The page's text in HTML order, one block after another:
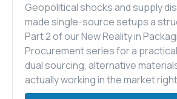
Geopolitical shocks and supply
made single-source setups a
Part 2 of our New Reality in
Procurement series for a
dual sourcing, alternative
actually working in the market